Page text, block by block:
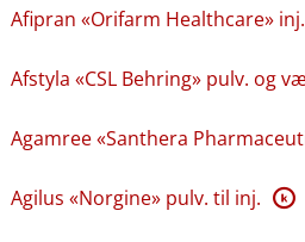
Afipran «Orifarm Healthcare»
Afstyla «CSL Behring» pulv. og
Agamree «Santhera
Agilus «Norgine» pulv. til inj. K